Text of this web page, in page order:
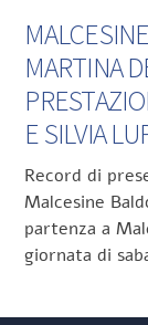
MARTINA
E SILVIA
Record di
Malcesine
partenza a
giornata di